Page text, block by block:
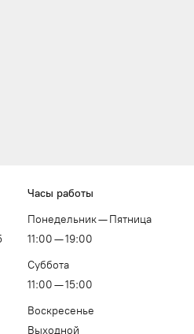
Часы работы
Понедельник — Пятница
11:00 — 19:00
Суббота
11:00 — 15:00
Воскресенье
Выходной